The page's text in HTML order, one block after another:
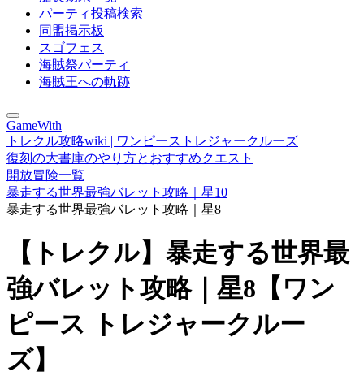
パーティ投稿検索
同盟掲示板
スゴフェス
海賊祭パーティ
海賊王への軌跡
GameWith
トレクル攻略wiki | ワンピーストレジャークルーズ
復刻の大書庫のやり方とおすすめクエスト
開放冒険一覧
暴走する世界最強バレット攻略｜星10
暴走する世界最強バレット攻略｜星8
【トレクル】暴走する世界最
強バレット攻略｜星8【ワン
ピース トレジャークルー
ズ】